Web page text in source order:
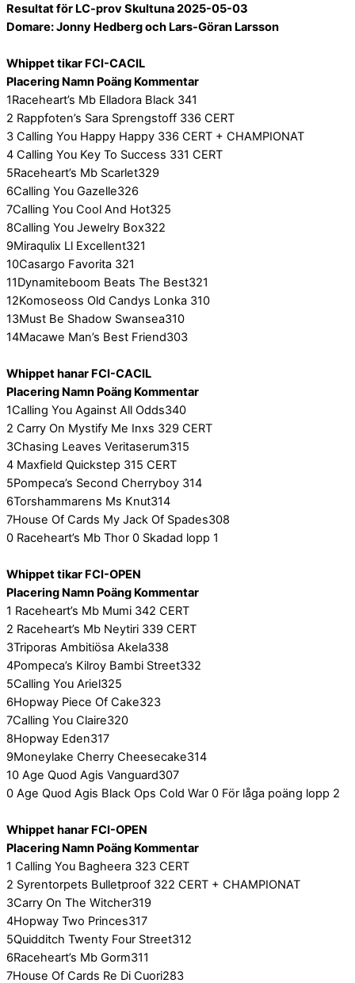
Resultat för LC-prov Skultuna 2025-05-03
Domare: Jonny Hedberg och Lars-Göran Larsson
Whippet tikar FCI-CACIL
Placering Namn Poäng Kommentar
1Raceheart’s Mb Elladora Black 341
2 Rappfoten’s Sara Sprengstoff 336 CERT
3 Calling You Happy Happy 336 CERT + CHAMPIONAT
4 Calling You Key To Success 331 CERT
5Raceheart’s Mb Scarlet329
6Calling You Gazelle326
7Calling You Cool And Hot325
8Calling You Jewelry Box322
9Miraqulix Ll Excellent321
10Casargo Favorita 321
11Dynamiteboom Beats The Best321
12Komoseoss Old Candys Lonka 310
13Must Be Shadow Swansea310
14Macawe Man’s Best Friend303
Whippet hanar FCI-CACIL
Placering Namn Poäng Kommentar
1Calling You Against All Odds340
2 Carry On Mystify Me Inxs 329 CERT
3Chasing Leaves Veritaserum315
4 Maxfield Quickstep 315 CERT
5Pompeca’s Second Cherryboy 314
6Torshammarens Ms Knut314
7House Of Cards My Jack Of Spades308
0 Raceheart’s Mb Thor 0 Skadad lopp 1
Whippet tikar FCI-OPEN
Placering Namn Poäng Kommentar
1 Raceheart’s Mb Mumi 342 CERT
2 Raceheart’s Mb Neytiri 339 CERT
3Triporas Ambitiösa Akela338
4Pompeca’s Kilroy Bambi Street332
5Calling You Ariel325
6Hopway Piece Of Cake323
7Calling You Claire320
8Hopway Eden317
9Moneylake Cherry Cheesecake314
10 Age Quod Agis Vanguard307
0 Age Quod Agis Black Ops Cold War 0 För låga poäng lopp 2
Whippet hanar FCI-OPEN
Placering Namn Poäng Kommentar
1 Calling You Bagheera 323 CERT
2 Syrentorpets Bulletproof 322 CERT + CHAMPIONAT
3Carry On The Witcher319
4Hopway Two Princes317
5Quidditch Twenty Four Street312
6Raceheart’s Mb Gorm311
7House Of Cards Re Di Cuori283